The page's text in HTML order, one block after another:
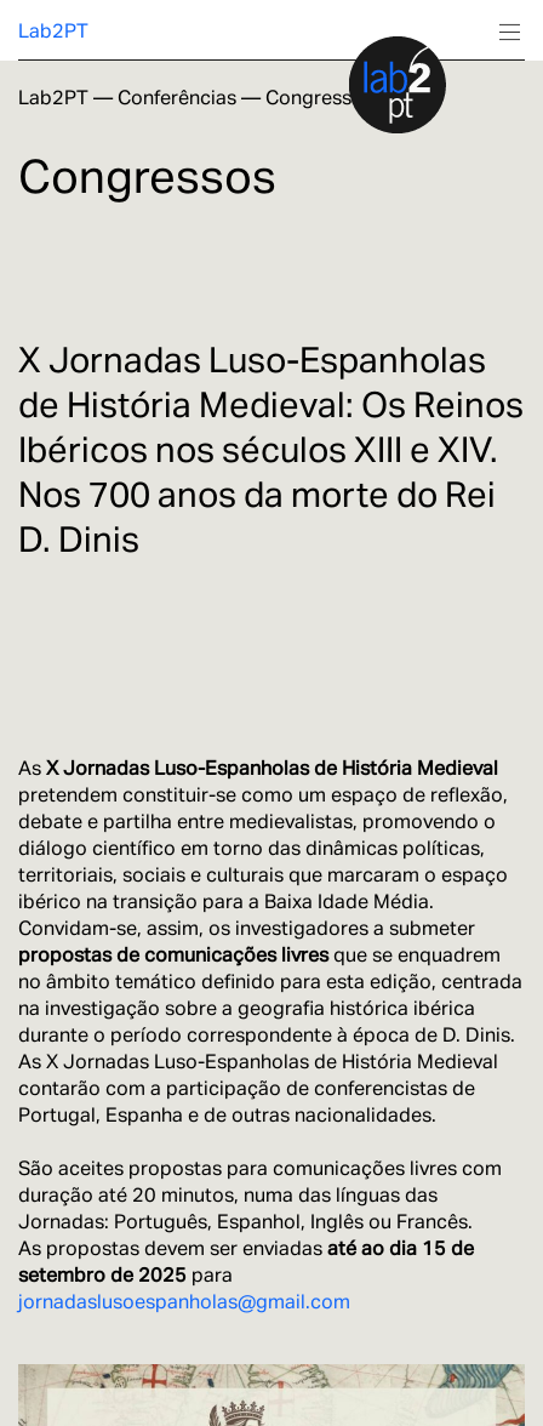
Lab2PT
Investigação
Formação
Lab2PT—Conferências—Congressos
Congressos
X Jornadas Luso-Espanholas
de História Medieval: Os Reinos
Ibéricos nos séculos XIII e XIV.
Nos 700 anos da morte do Rei
D. Dinis
AsX Jornadas Luso-Espanholas de História Medieval
pretendem constituir-se como um espaço de reflexão,
debate e partilha entre medievalistas, promovendo o
diálogo científico em torno das dinâmicas políticas,
territoriais, sociais e culturais que marcaram o espaço
ibérico na transição para a Baixa Idade Média.
Convidam-se, assim, os investigadores a submeter
propostas de comunicações livresque se enquadrem
no âmbito temático definido para esta edição, centrada
na investigação sobre a geografia histórica ibérica
durante o período correspondente à época de D. Dinis.
As X Jornadas Luso-Espanholas de História Medieval
contarão com a participação de conferencistas de
Portugal, Espanha e de outras nacionalidades.
São aceites propostas para comunicações livres com
duração até 20 minutos, numa das línguas das
Jornadas: Português, Espanhol, Inglês ou Francês.
As propostas devem ser enviadasaté ao dia 15 de
setembro de 2025 para
jornadaslusoespanholas@gmail.com